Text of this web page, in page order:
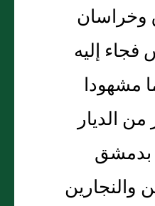
وخراسان
إليه
مشهودا
الديار
بدمشق
والنجارين